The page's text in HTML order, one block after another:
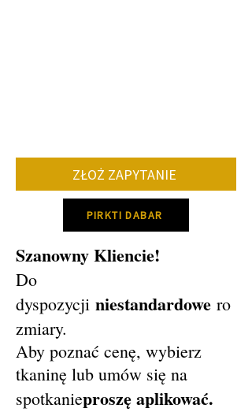
konkretnego terminu produkcji!
ZŁOŻ ZAPYTANIE
PIRKTI DABAR
Szanowny Kliencie!
Do
dyspozycji niestandardowe ro
zmiary.
Aby poznać cenę, wybierz
tkaninę lub umów się na
spotkanieproszę aplikować.